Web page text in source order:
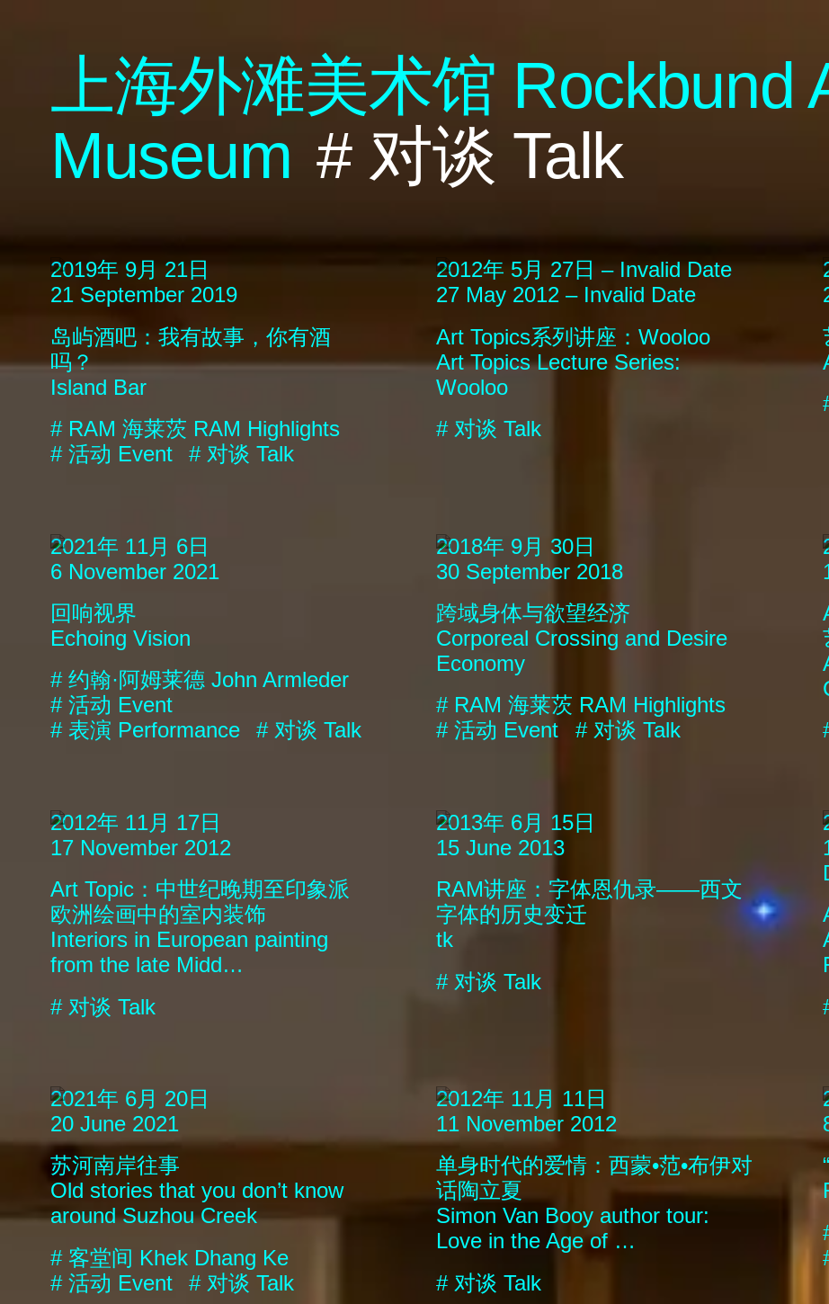
上海外滩美术馆 Rockbund
Museum # 对谈 Talk
2019年 9月 21日
21 September 2019
岛屿酒吧：我有故事，你有酒
吗？
Island Bar
# RAM 海莱茨 RAM Highlights
# 活动 Event # 对谈 Talk
2012年 5月 27日 – Invalid Date
27 May 2012 – Invalid Date
Art Topics系列讲座：Wooloo
Art Topics Lecture Series:
Wooloo
# 对谈 Talk
2021年 11月 6日
6 November 2021
回响视界
Echoing Vision
# 约翰·阿姆莱德 John Armleder
# 活动 Event
# 表演 Performance # 对谈 Talk
2018年 9月 30日
30 September 2018
跨域身体与欲望经济
Corporeal Crossing and Desire
Economy
# RAM 海莱茨 RAM Highlights
#活动 Event # 对谈 Talk
2012年 11月 17日
17 November 2012
Art Topic：中世纪晚期至印象派
欧洲绘画中的室内装饰
Interiors in European painting
from the late Midd…
# 对谈 Talk
2013年 6月 15日
15 June 2013
RAM讲座：字体恩仇录——西文
字体的历史变迁
tk
# 对谈 Talk
2021年 6月 20日
20 June 2021
苏河南岸往事
Old stories that you don’t know
around Suzhou Creek
# 客堂间 Khek Dhang Ke
# 活动 Event # 对谈 Talk
2012年 11月 11日
11 November 2012
单身时代的爱情：西蒙•范•布伊对
话陶立夏
Simon Van Booy author tour:
Love in the Age of …
# 对谈 Talk